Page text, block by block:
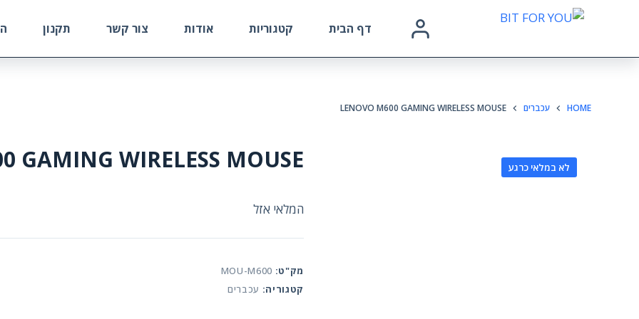
דף הבית קטגוריות אודות צור קשר תקנון
HOME עכברים LENOVO M600 GAMING WIRELESS MOUSE
לא במלאי כרגע GAMING WIRELESS MOUSE
המלאי אזל
מק"ט: MOU-M600
קטגוריה: עכברים